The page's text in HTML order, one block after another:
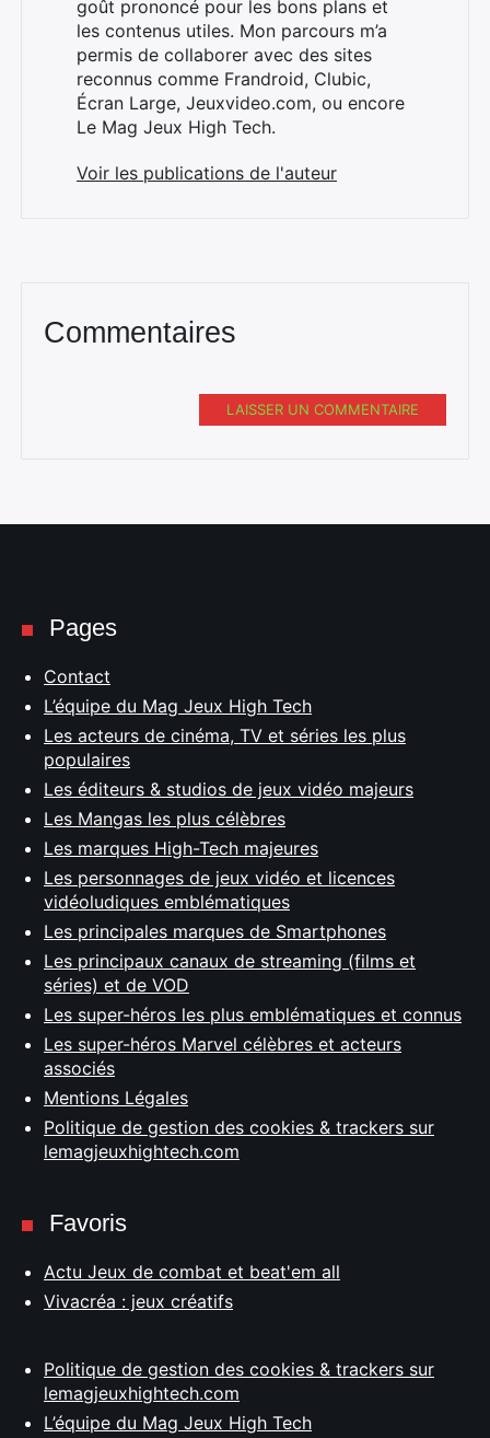
goût prononcé pour les bons plans et
les contenus utiles. Mon parcours m’a
permis de collaborer avec des sites
reconnus comme Frandroid, Clubic,
Écran Large, Jeuxvideo.com, ou encore
Le Mag Jeux High Tech.
Voir les publications de l'auteur
Commentaires
LAISSER UN COMMENTAIRE
Pages
Contact
L’équipe du Mag Jeux High Tech
Les acteurs de cinéma, TV et séries les plus
populaires
Les éditeurs & studios de jeux vidéo majeurs
Les Mangas les plus célèbres
Les marques High-Tech majeures
Les personnages de jeux vidéo et licences
vidéoludiques emblématiques
Les principales marques de Smartphones
Les principaux canaux de streaming (films et
séries) et de VOD
Les super-héros les plus emblématiques et connus
Les super-héros Marvel célèbres et acteurs
associés
Mentions Légales
Politique de gestion des cookies & trackers sur
lemagjeuxhightech.com
Favoris
Actu Jeux de combat et beat'em all
Vivacréa : jeux créatifs
Politique de gestion des cookies & trackers sur
lemagjeuxhightech.com
L’équipe du Mag Jeux High Tech
Rechercher